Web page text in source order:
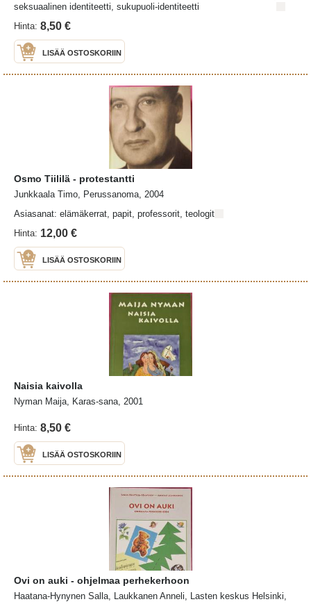
seksuaalinen identiteetti, sukupuoli-identiteetti
Hinta: 8,50 €
LISÄÄ OSTOSKORIIN
Osmo Tiililä - protestantti
Junkkaala Timo, Perussanoma, 2004
Asiasanat: elämäkerrat, papit, professorit, teologit
Hinta: 12,00 €
LISÄÄ OSTOSKORIIN
Naisia kaivolla
Nyman Maija, Karas-sana, 2001
Hinta: 8,50 €
LISÄÄ OSTOSKORIIN
Ovi on auki - ohjelmaa perhekerhoon
Haatana-Hynynen Salla, Laukkanen Anneli, Lasten keskus Helsinki,